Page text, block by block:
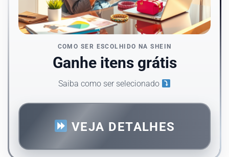
COMO SER ESCOLHIDO NA SHEIN
Ganhe itens grátis
Saiba como ser selecionado
VEJA DETALHES